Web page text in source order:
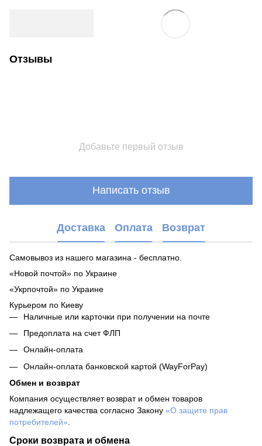
Отзывы
Добавьте первый отзыв
Написать отзыв
Доставка Оплата Возврат
Самовывоз из нашего магазина - бесплатно.
«Новой почтой» по Украине
«Укрпочтой» по Украине
Курьером по Киеву
Наличные или карточки при получении на почте
Предоплата на счет ФЛП
Онлайн-оплата
Онлайн-оплата банковской картой (WayForPay)
Обмен и возврат
Компания осуществляет возврат и обмен товаров
надлежащего качества согласно Закону «О защите прав
потребителей»
Сроки возврата и обмена